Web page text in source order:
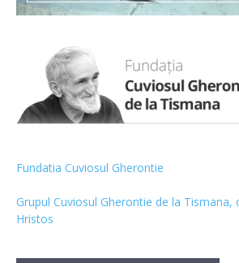
Fundatia Cuviosul Gherontie
Grupul Cuviosul Gherontie de la Tismana,
Hristos